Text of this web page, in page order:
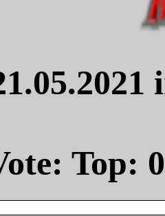
Top: 0